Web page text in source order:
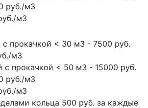
руб./м3
м3
прокачкой < 30 м3 - 7500 руб.
м3
прокачкой < 50 м3 - 15000 руб.
руб./м3
м3
кольца 500 руб. за каждые